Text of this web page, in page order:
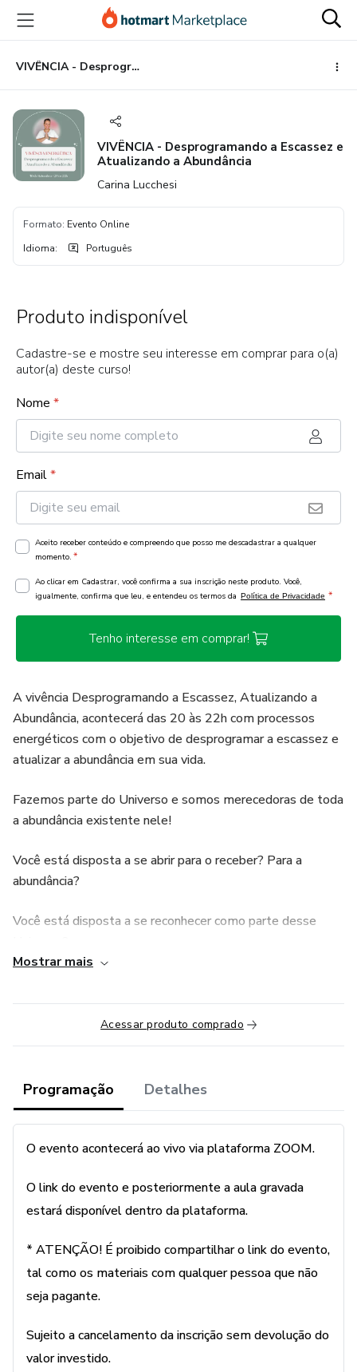
para
conteúdo
principal
para
pagamento
para
rodapé
VIVÊNCIA - Desprogramando a Escassez e Atualizando a Abundância
VIVÊNCIA - Desprogramando a Escassez e
Atualizando a Abundância
Carina Lucchesi
Formato: Evento Online
Idioma: Português
Produto indisponível
Cadastre-se e mostre seu interesse em comprar para o(a)
autor(a) deste curso!
Nome *
Email*
Aceito receber conteúdo e compreendo que posso me descadastrar a qualquer
momento. *
Ao clicar em Cadastrar, você confirma a sua inscrição neste produto. Você,
igualmente, confirma que leu, e entendeu os termos da Política de Privacidade *
Tenho interesse em comprar!
A vivência Desprogramando a Escassez, Atualizando a
Abundância, acontecerá das 20 às 22h com processos
energéticos com o objetivo de desprogramar a escassez e
atualizar a abundância em sua vida.
Fazemos parte do Universo e somos merecedoras de toda
a abundância existente nele!
Você está disposta a se abrir para o receber? Para a
abundância?
Você está disposta a se reconhecer como parte desse
Vamos desprogramar qualquer contrato energético que
você tenha com a escassez?
Mostrar mais
Acessar produto comprado
Programação Detalhes
O evento acontecerá ao vivo via plataforma ZOOM.
O link do evento e posteriormente a aula gravada
estará disponível dentro da plataforma.
* ATENÇÃO! É proibido compartilhar o link do evento,
tal como os materiais com qualquer pessoa que não
seja pagante.
Sujeito a cancelamento da inscrição sem devolução do
valor investido.